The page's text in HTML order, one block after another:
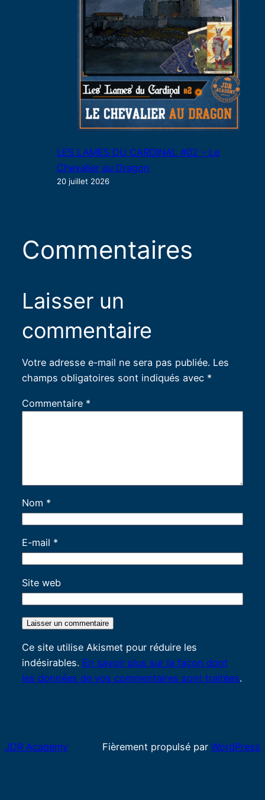
LES LAMES DU CARDINAL #02 – Le
Chevalier au Dragon
20 juillet 2026
Commentaires
Laisser un
commentaire
Votre adresse e-mail ne sera pas publiée. Les
champs obligatoires sont indiqués avec *
Commentaire *
Nom *
E-mail *
Site web
Ce site utilise Akismet pour réduire les
indésirables. En savoir plus sur la façon dont
les données de vos commentaires sont traitées.
JDR Academy Fièrement propulsé par WordPress